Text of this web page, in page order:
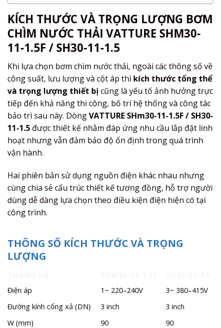
KÍCH THƯỚC VÀ TRỌNG LƯỢNG BƠM
CHÌM NƯỚC THẢI VATTURE SHM30-
11-1.5F / SH30-11-1.5
Khi lựa chọn bơm chìm nước thải, ngoài các thông số về
công suất, lưu lượng và cột áp thì kích thước tổng thể
và trọng lượng thiết bị cũng là yếu tố ảnh hưởng trực
tiếp đến khả năng thi công, bố trí hệ thống và công tác
bảo trì sau này. DòngVATTURE SHm30-11-1.5F / SH30-
11-1.5 được thiết kế nhằm đáp ứng nhu cầu lắp đặt linh
hoạt nhưng vẫn đảm bảo độ ổn định trong quá trình
vận hành.
Hai phiên bản sử dụng nguồn điện khác nhau nhưng
cùng chia sẻ cấu trúc thiết kế tương đồng, hỗ trợ người
dùng dễ dàng lựa chọn theo điều kiện điện hiện có tại
công trình.
THÔNG SỐ KÍCH THƯỚC VÀ TRỌNG
LƯỢNG
Điện áp
1~ 220–240V
3~ 380–415V
Đường kính cổng xả (DN)
3 inch
3 inch
W (mm)
90
90